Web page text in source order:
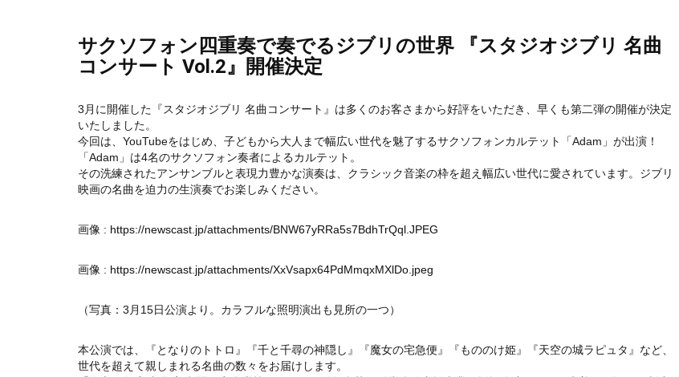
サクソフォン四重奏で奏でるジブリの世界 『スタジオジブリ 名曲
コンサート Vol.2』開催決定
3月に開催した『スタジオジブリ 名曲コンサート』は多くのお客さまから好評をいただき、早くも第二弾の開催が決定
いたしました。
今回は、YouTubeをはじめ、子どもから大人まで幅広い世代を魅了するサクソフォンカルテット「Adam」が出演！
「Adam」は4名のサクソフォン奏者によるカルテット。
その洗練されたアンサンブルと表現力豊かな演奏は、クラシック音楽の枠を超え幅広い世代に愛されています。ジブリ
映画の名曲を迫力の生演奏でお楽しみください。
画像 : https://newscast.jp/attachments/BNW67yRRa5s7BdhTrQql.JPEG
画像 : https://newscast.jp/attachments/XxVsapx64PdMmqxMXlDo.jpeg
（写真：3月15日公演より。カラフルな照明演出も見所の一つ）
本公演では、『となりのトトロ』『千と千尋の神隠し』『魔女の宅急便』『もののけ姫』『天空の城ラピュタ』など、
世代を超えて親しまれる名曲の数々をお届けします。